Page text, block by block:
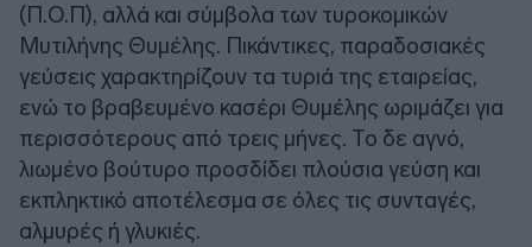
(Π.Ο.Π), αλλά και σύμβολα των τυροκομικών
Μυτιλήνης Θυμέλης. Πικάντικες, παραδοσιακές
γεύσεις χαρακτηρίζουν τα τυριά της εταιρείας,
ενώ το βραβευμένο κασέρι Θυμέλης ωριμάζει για
περισσότερους από τρεις μήνες. Το δε αγνό,
λιωμένο βούτυρο προσδίδει πλούσια γεύση και
εκπληκτικό αποτέλεσμα σε όλες τις συνταγές,
αλμυρές ή γλυκιές.